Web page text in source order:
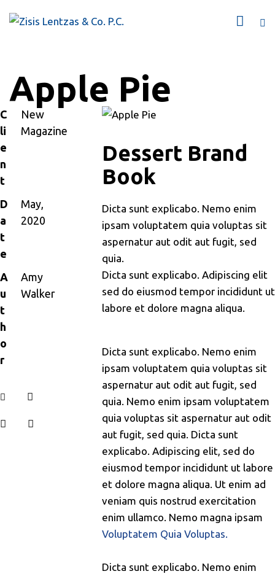
Apple Pie
C
li
e
n
t
New
Magazine
D
a
t
e
May,
2020
A
u
t
h
o
r
Amy
Walker
Dessert Brand
Book
Dicta sunt explicabo. Nemo enim
ipsam voluptatem quia voluptas sit
aspernatur aut odit aut fugit, sed
quia.
Dicta sunt explicabo. Adipiscing elit
sed do eiusmod tempor incididunt ut
labore et dolore magna aliqua.
Dicta sunt explicabo. Nemo enim
ipsam voluptatem quia voluptas sit
aspernatur aut odit aut fugit, sed
quia. Nemo enim ipsam voluptatem
quia voluptas sit aspernatur aut odit
aut fugit, sed quia. Dicta sunt
explicabo. Adipiscing elit, sed do
eiusmod tempor incididunt ut labore
et dolore magna aliqua. Ut enim ad
veniam quis nostrud exercitation
enim ullamco. Nemo magna ipsam
Voluptatem Quia Voluptas.
Dicta sunt explicabo. Nemo enim